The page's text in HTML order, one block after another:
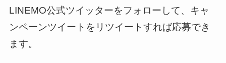
LINEMO公式ツイッターをフォローして、キャ
ンペーンツイートをリツイートすれば応募でき
ます。